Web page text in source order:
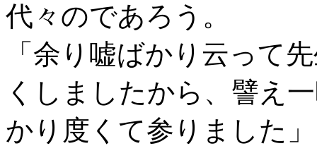
代々のであろう。
「余り嘘ばかり云って
くしましたから、譬え
かり度くて参りました」